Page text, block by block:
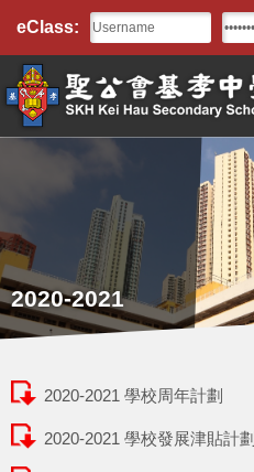
移至主內容
eClass:
2020-2021
2020-2021 學校周年計劃
2020-2021 學校發展津貼計劃